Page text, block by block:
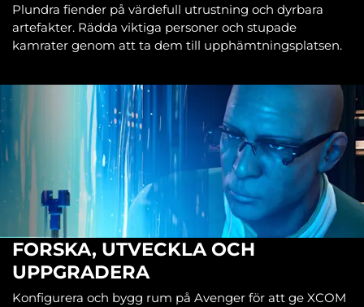
Plundra fiender på värdefull utrustning och dyrbara
artefakter. Rädda viktiga personer och stupade
kamrater genom att ta dem till upphämtningsplatsen.
FORSKA, UTVECKLA OCH
UPPGRADERA
Konfigurera och bygg rum på Avenger för att ge XCOM